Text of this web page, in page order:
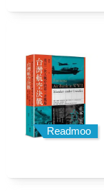
Readmoo